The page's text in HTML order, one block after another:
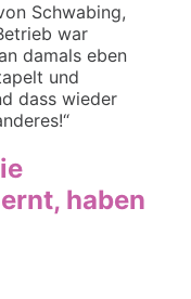
Schwabing,
war
damals eben
und
dass wieder
haben